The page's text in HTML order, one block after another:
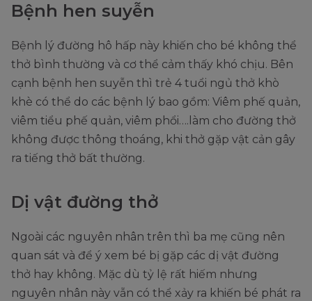
Bệnh hen suyễn
Bệnh lý đường hô hấp này khiến cho bé không thể
thở bình thường và cơ thể cảm thấy khó chịu. Bên
cạnh bệnh hen suyễn thì trẻ 4 tuổi ngủ thở khò
khè có thể do các bệnh lý bao gồm: Viêm phế quản,
viêm tiểu phế quản, viêm phổi….làm cho đường thở
không được thông thoáng, khi thở gặp vật cản gây
ra tiếng thở bất thường.
Dị vật đường thở
Ngoài các nguyên nhân trên thì ba mẹ cũng nên
quan sát và để ý xem bé bị gặp các dị vật đường
thở hay không. Mặc dù tỷ lệ rất hiếm nhưng
nguyên nhân này vẫn có thể xảy ra khiến bé phát ra